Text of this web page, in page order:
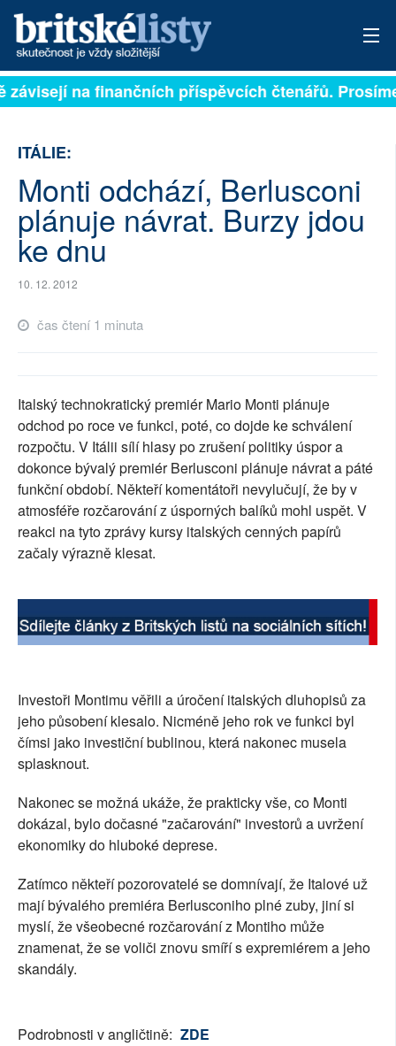
PŘIHLÁSIT
ROZHOVORY
TÉMATA
AUTOŘI
SOCIÁLNÍ SÍTĚ
RUBRIKY
PLNÁ VERZE STRÁNEK
na finančních příspěvcích čtenářů.
ITÁLIE:
Monti odchází, Berlusconi
plánuje návrat. Burzy jdou
ke dnu
10. 12. 2012
čas čtení 1 minuta
Italský technokratický premiér Mario Monti plánuje
odchod po roce ve funkci, poté, co dojde ke schválení
rozpočtu. V Itálii sílí hlasy po zrušení politiky úspor a
dokonce bývalý premiér Berlusconi plánuje návrat a páté
funkční období. Někteří komentátoři nevylučují, že by v
atmosféře rozčarování z úsporných balíků mohl uspět. V
reakci na tyto zprávy kursy italských cenných papírů
začaly výrazně klesat.
Investoři Montimu věřili a úročení italských dluhopisů za
jeho působení klesalo. Nicméně jeho rok ve funkci byl
čímsi jako investiční bublinou, která nakonec musela
splasknout.
Nakonec se možná ukáže, že prakticky vše, co Monti
dokázal, bylo dočasné "začarování" investorů a uvržení
ekonomiky do hluboké deprese.
Zatímco někteří pozorovatelé se domnívají, že Italové už
mají bývalého premiéra Berlusconiho plné zuby, jiní si
myslí, že všeobecné rozčarování z Montiho může
znamenat, že se voliči znovu smíří s expremiérem a jeho
skandály.
Podrobnosti v angličtině: ZDE